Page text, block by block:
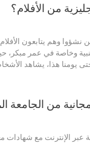
من الأفلام؟
وهم يتابعون
وخاصة في عمر مبكر،
يومنا هذا، يشاهد
من الجامعة
عبر الإنترنت مع شهادات